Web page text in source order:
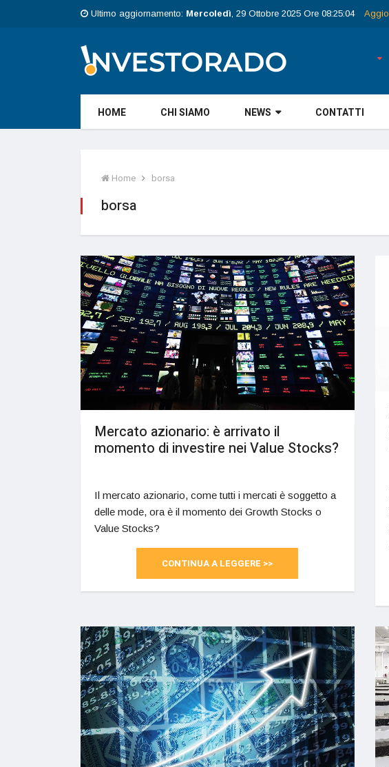
Ultimo aggiornamento: Mercoledì, 29 Ottobre 2025 Ore 08:25:04
HOME CHI SIAMO NEWS CONTATTI
Home borsa
borsa
Mercato azionario: è arrivato il
momento di investire nei Value Stocks?
Il mercato azionario, come tutti i mercati è soggetto a
delle mode, ora è il momento dei Growth Stocks o
Value Stocks?
CONTINUA A LEGGERE >>